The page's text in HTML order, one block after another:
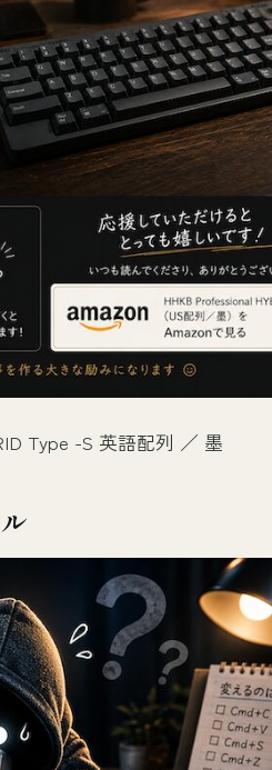
Type -S 英語配列 ／ 墨